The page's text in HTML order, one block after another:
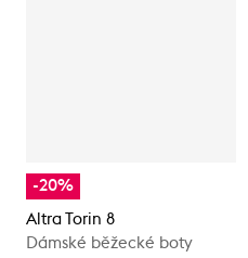
-20%
Altra Torin 8
Dámské běžecké boty